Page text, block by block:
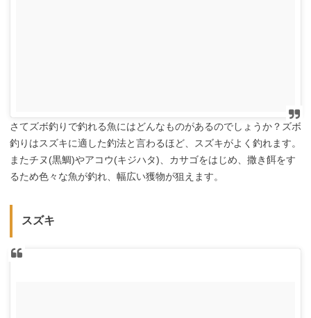
さてズボ釣りで釣れる魚にはどんなものがあるのでしょうか？ズボ
釣りはスズキに適した釣法と言わるほど、スズキがよく釣れます。
またチヌ(黒鯛)やアコウ(キジハタ)、カサゴをはじめ、撒き餌をす
るため色々な魚が釣れ、幅広い獲物が狙えます。
スズキ